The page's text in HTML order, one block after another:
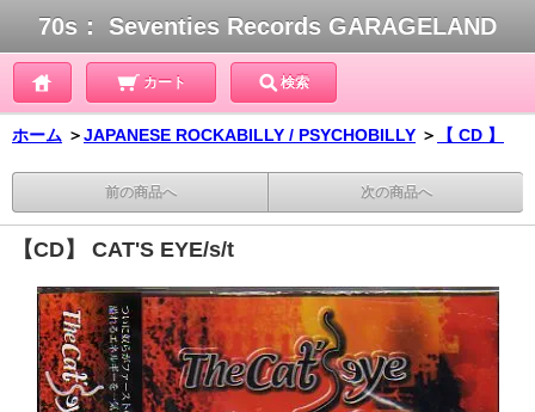
70s： Seventies Records GARAGELAND
カート 検索
ホーム ＞JAPANESE ROCKABILLY / PSYCHOBILLY ＞ 【 CD 】
前の商品へ 次の商品へ
【CD】 CAT'S EYE/s/t